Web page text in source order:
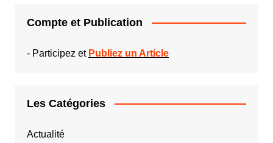
Compte et Publication
- Participez et Publiez un Article
Les Catégories
Actualité